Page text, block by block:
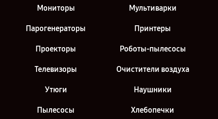
Мониторы Мультиварки
Парогенераторы Принтеры
Проекторы Роботы-пылесосы
Телевизоры Очистители воздуха
Утюги Наушники
Пылесосы Хлебопечки